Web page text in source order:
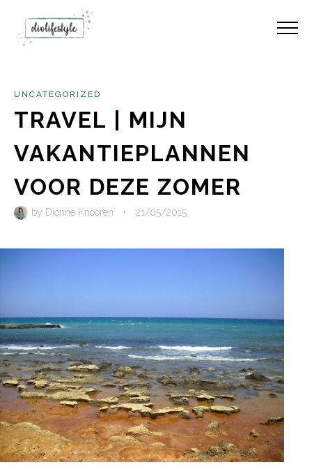
UNCATEGORIZED
TRAVEL | MIJN
VAKANTIEPLANNEN
VOOR DEZE ZOMER
by Dionne Knooren • 21/05/2015